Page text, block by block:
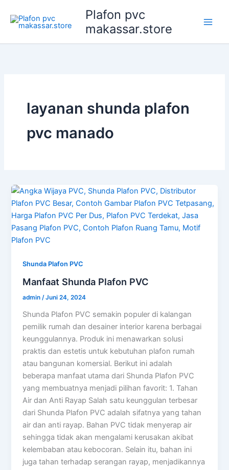
konten
Plafon pvc
makassar.store
layanan shunda plafon
pvc manado
Shunda Plafon PVC
Manfaat Shunda Plafon PVC
admin /Juni 24, 2024
Shunda Plafon PVC semakin populer di kalangan
pemilik rumah dan desainer interior karena berbagai
keunggulannya. Produk ini menawarkan solusi
praktis dan estetis untuk kebutuhan plafon rumah
atau bangunan komersial. Berikut ini adalah
beberapa manfaat utama dari Shunda Plafon PVC
yang membuatnya menjadi pilihan favorit: 1. Tahan
Air dan Anti Rayap Salah satu keunggulan terbesar
dari Shunda Plafon PVC adalah sifatnya yang tahan
air dan anti rayap. Bahan PVC tidak menyerap air
sehingga tidak akan mengalami kerusakan akibat
kelembaban atau kebocoran. Selain itu, bahan ini
juga tahan terhadap serangan rayap, menjadikannya